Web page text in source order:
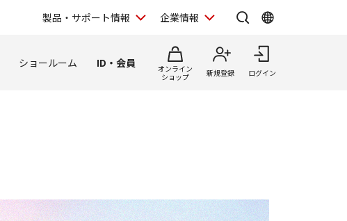
製品・サポート情報 企業情報
ショールーム ID・会員
オンライン
ショップ
新規登録 ログイン